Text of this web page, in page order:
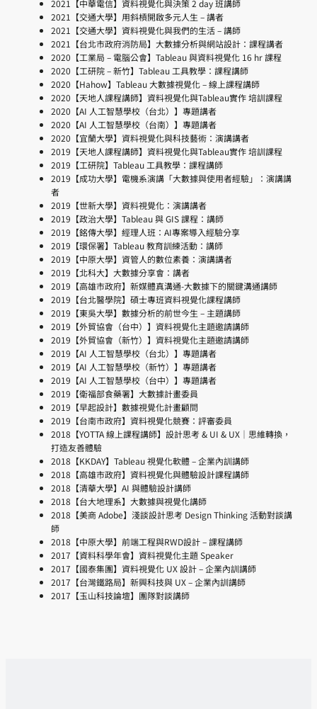
2021【中華電信】資料視覺化與決策 2 day 班講師
2021【交通大學】用斜槓開啟多元人生 – 講者
2021【交通大學】資料視覺化與我們的生活 – 講師
2021【台北市政府消防局】大數據分析與網站設計：課程講者
2020【工業局 – 電腦公會】Tableau 與資料視覺化 16 hr 課程
2020【工研院 – 新竹】Tableau 工具教學：課程講師
2020【Hahow】Tableau 大數據視覺化 – 線上課程講師
2020【天地人課程講師】資料視覺化與Tableau實作 培訓課程
2020【AI 人工智慧學校（台北）】專題講者
2020【AI 人工智慧學校（台南）】專題講者
2020【宜蘭大學】資料視覺化與科技藝術：演講講者
2019【天地人課程講師】資料視覺化與Tableau實作 培訓課程
2019【工研院】Tableau 工具教學：課程講師
2019【成功大學】電機系演講「大數據與使用者經驗」：演講講
者
2019【世新大學】資料視覺化：演講講者
2019【政治大學】Tableau 與 GIS 課程：講師
2019【銘傳大學】經理人班：AI專案導入經驗分享
2019【環保署】Tableau 教育訓練活動：講師
2019【中原大學】資管人的數位素養：演講講者
2019【北科大】大數據分享會：講者
2019【高雄市政府】新媒體真溝通-大數據下的關鍵溝通講師
2019【台北醫學院】碩士專班資料視覺化課程講師
2019【東吳大學】數據分析的前世今生 – 主題講師
2019【外貿協會（台中）】資料視覺化主題邀請講師
2019【外貿協會（新竹）】資料視覺化主題邀請講師
2019【AI 人工智慧學校（台北）】專題講者
2019【AI 人工智慧學校（新竹）】專題講者
2019【AI 人工智慧學校（台中）】專題講者
2019【衛福部食藥署】大數據計畫委員
2019【早起設計】數據視覺化計畫顧問
2019【台南市政府】資料視覺化競賽：評審委員
2018【YOTTA 線上課程講師】設計思考 & UI & UX｜思維轉換，
打造友善體驗
2018【KKDAY】Tableau 視覺化軟體 – 企業內訓講師
2018【高雄市政府】資料視覺化與體驗設計課程講師
2018【清華大學】AI 與體驗設計講師
2018【台大地理系】大數據與視覺化講師
2018【美商 Adobe】淺談設計思考 Design Thinking 活動對談講
師
2018【中原大學】前端工程與RWD設計 – 課程講師
2017【資料科學年會】資料視覺化主題 Speaker
2017【國泰集團】資料視覺化 UX 設計 – 企業內訓講師
2017【台灣鐵路局】新興科技與 UX – 企業內訓講師
2017【玉山科技論壇】團隊對談講師